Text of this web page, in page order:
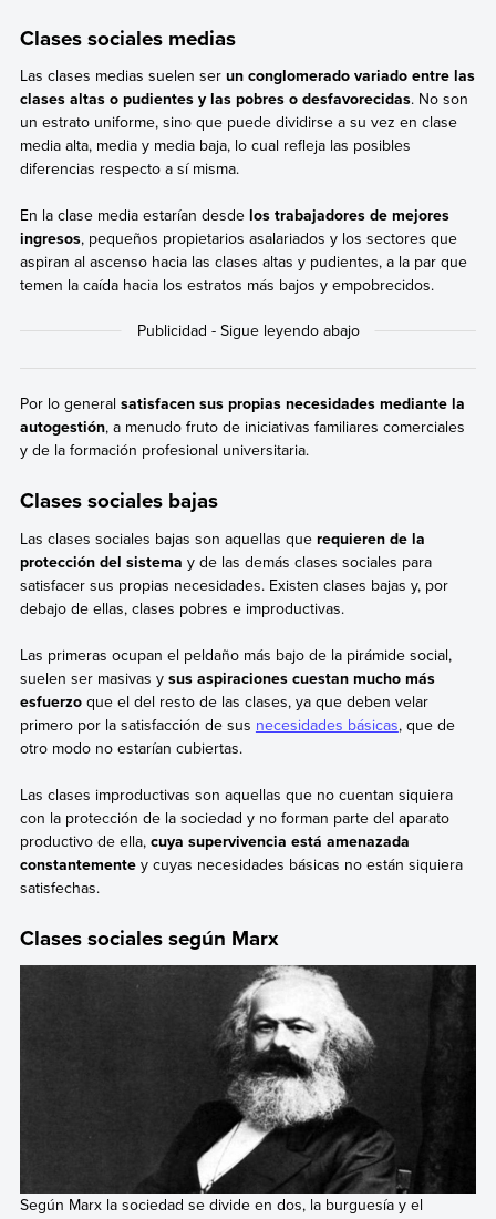
Clases sociales medias
Las clases medias suelen ser un conglomerado variado entre las
clases altas o pudientes y las pobres o desfavorecidas. No son
un estrato uniforme, sino que puede dividirse a su vez en clase
media alta, media y media baja, lo cual refleja las posibles
diferencias respecto a sí misma.
En la clase media estarían desde los trabajadores de mejores
ingresos, pequeños propietarios asalariados y los sectores que
aspiran al ascenso hacia las clases altas y pudientes, a la par que
temen la caída hacia los estratos más bajos y empobrecidos.
Por lo general satisfacen sus propias necesidades mediante la
autogestión, a menudo fruto de iniciativas familiares comerciales
y de la formación profesional universitaria.
Clases sociales bajas
Las clases sociales bajas son aquellas que requieren de la
protección del sistema y de las demás clases sociales para
satisfacer sus propias necesidades. Existen clases bajas y, por
debajo de ellas, clases pobres e improductivas.
Las primeras ocupan el peldaño más bajo de la pirámide social,
suelen ser masivas ysus aspiraciones cuestan mucho más
esfuerzoque el del resto de las clases, ya que deben velar
primero por la satisfacción de sus necesidades básicas, que de
otro modo no estarían cubiertas.
Las clases improductivas son aquellas que no cuentan siquiera
con la protección de la sociedad y no forman parte del aparato
productivo de ella,cuya supervivencia está amenazada
constantementey cuyas necesidades básicas no están siquiera
satisfechas.
Clases sociales según Marx
Según Marx la sociedad se divide en dos, la burguesía y el